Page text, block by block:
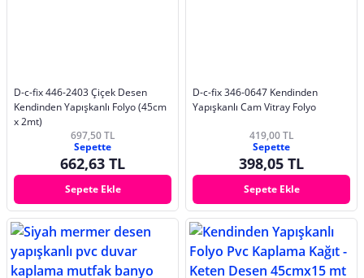
D-c-fix 446-2403 Çiçek Desen
Kendinden Yapışkanlı Folyo (45cm
x 2mt)
697,50 TL
Sepette
662,63 TL
Sepete Ekle
D-c-fix 346-0647 Kendinden
Yapışkanlı Cam Vitray Folyo
419,00 TL
Sepette
398,05 TL
Sepete Ekle